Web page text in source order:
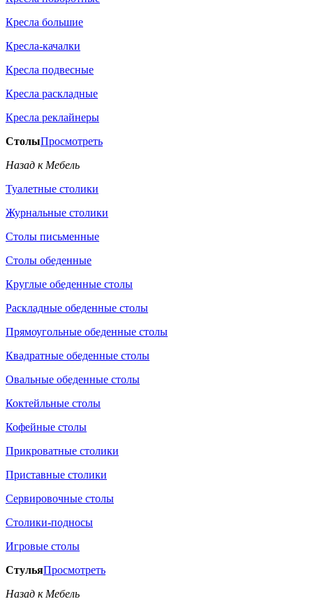
Кресла большие
Кресла-качалки
Кресла подвесные
Кресла раскладные
Кресла реклайнеры
СтолыПросмотреть
Назад к Мебель
Туалетные столики
Журнальные столики
Столы письменные
Столы обеденные
Круглые обеденные столы
Раскладные обеденные столы
Прямоугольные обеденные столы
Квадратные обеденные столы
Овальные обеденные столы
Коктейльные столы
Кофейные столы
Прикроватные столики
Приставные столики
Сервировочные столы
Столики-подносы
Игровые столы
СтульяПросмотреть
Назад к Мебель